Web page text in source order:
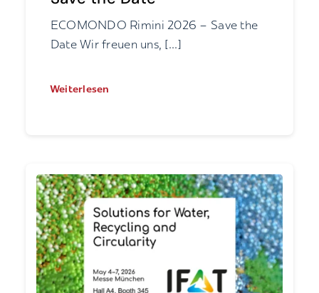
ECOMONDO Rimini 2026 – Save the
Date Wir freuen uns, [...]
Weiterlesen